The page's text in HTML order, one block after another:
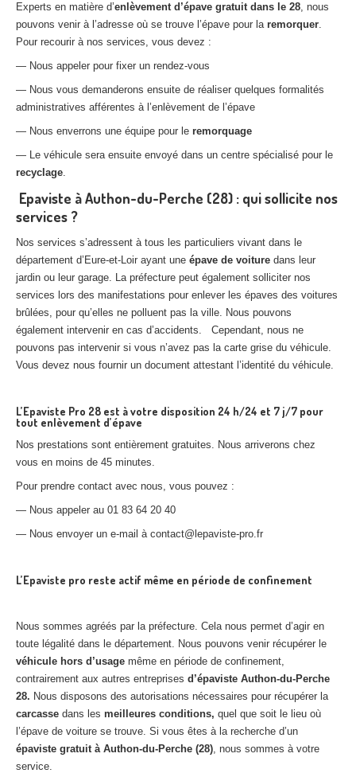
Experts en matière d’enlèvement d’épave gratuit dans le 28, nous
pouvons venir à l’adresse où se trouve l’épave pour la remorquer.
Pour recourir à nos services, vous devez :
— Nous appeler pour fixer un rendez-vous
— Nous vous demanderons ensuite de réaliser quelques formalités
administratives afférentes à l’enlèvement de l’épave
— Nous enverrons une équipe pour le remorquage
— Le véhicule sera ensuite envoyé dans un centre spécialisé pour le
recyclage.
Epaviste à Authon-du-Perche (28) : qui sollicite nos
services ?
Nos services s’adressent à tous les particuliers vivant dans le
département d’Eure-et-Loir ayant une épave de voiture dans leur
jardin ou leur garage. La préfecture peut également solliciter nos
services lors des manifestations pour enlever les épaves des voitures
brûlées, pour qu’elles ne polluent pas la ville. Nous pouvons
également intervenir en cas d’accidents. Cependant, nous ne
pouvons pas intervenir si vous n’avez pas la carte grise du véhicule.
Vous devez nous fournir un document attestant l’identité du véhicule.
L’Epaviste Pro 28 est à votre disposition 24 h/24 et 7 j/7 pour
tout enlèvement d’épave
Nos prestations sont entièrement gratuites. Nous arriverons chez
vous en moins de 45 minutes.
Pour prendre contact avec nous, vous pouvez :
— Nous appeler au 01 83 64 20 40
— Nous envoyer un e-mail à contact@lepaviste-pro.fr
L’Epaviste pro reste actif même en période de confinement
Nous sommes agréés par la préfecture. Cela nous permet d’agir en
toute légalité dans le département. Nous pouvons venir récupérer le
véhicule hors d’usage même en période de confinement,
contrairement aux autres entreprises d’épaviste Authon-du-Perche
28. Nous disposons des autorisations nécessaires pour récupérer la
carcasse dans les meilleures conditions, quel que soit le lieu où
l’épave de voiture se trouve. Si vous êtes à la recherche d’un
épaviste gratuit à Authon-du-Perche (28), nous sommes à votre
service.